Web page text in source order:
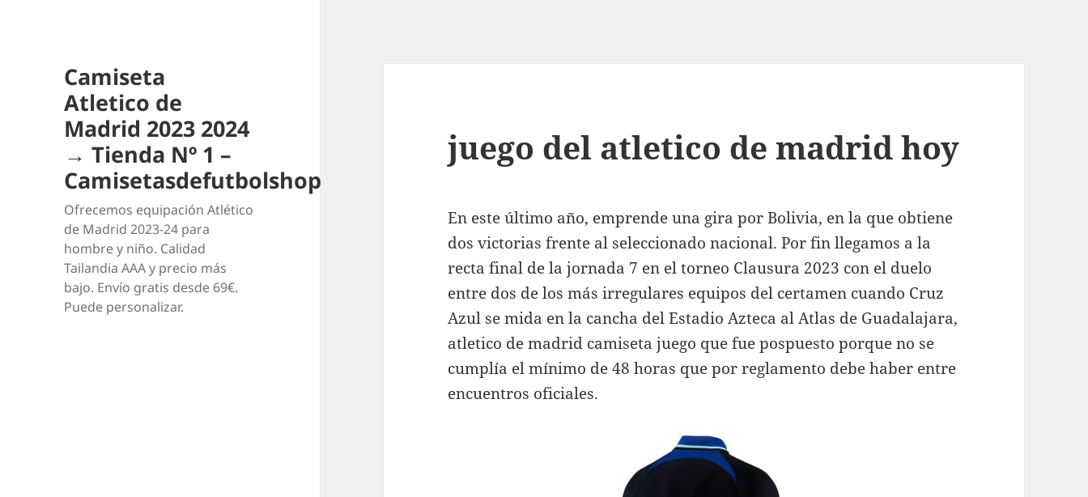
Camiseta
Atletico de
Madrid 2023 2024
→ Tienda Nº 1 –
Camisetasdefutbolshop
Ofrecemos equipación Atlético
de Madrid 2023-24 para
hombre y niño. Calidad
Tailandia AAA y precio más
bajo. Envío gratis desde 69€.
Puede personalizar.
juego del atletico de madrid hoy
En este último año, emprende una gira por Bolivia, en la que obtiene
dos victorias frente al seleccionado nacional. Por fin llegamos a la
recta final de la jornada 7 en el torneo Clausura 2023 con el duelo
entre dos de los más irregulares equipos del certamen cuando Cruz
Azul se mida en la cancha del Estadio Azteca al Atlas de Guadalajara,
atletico de madrid camiseta juego que fue pospuesto porque no se
cumplía el mínimo de 48 horas que por reglamento debe haber entre
encuentros oficiales.